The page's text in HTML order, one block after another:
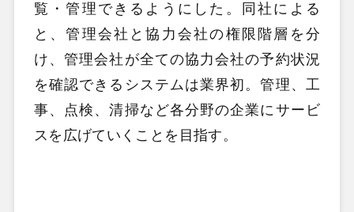
覧・管理できるようにした。同社による
と、管理会社と協力会社の権限階層を分
け、管理会社が全ての協力会社の予約状況
を確認できるシステムは業界初。管理、工
事、点検、清掃など各分野の企業にサービ
スを広げていくことを目指す。